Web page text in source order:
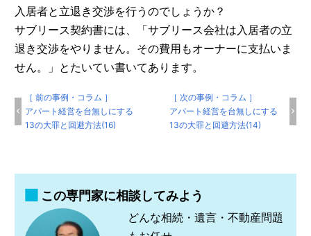
入居者と立退き交渉を行うのでしょうか？
サブリース契約書には、「サブリース会社は入居者の立
退き交渉をやりません。その費用もオーナーに支払いま
せん。」とたいてい書いてあります。
［ 前の事例・コラム ］
アパート経営を台無しにする
13の大罪と回避方法(16)
［ 次の事例・コラム ］
アパート経営を台無しにする
13の大罪と回避方法(14)
この専門家に相談してみよう
どんな相続・遺言・不動産問題